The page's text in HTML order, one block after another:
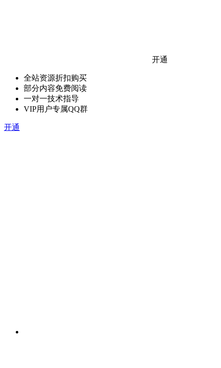
开通
全站资源折扣购买
部分内容免费阅读
一对一技术指导
VIP用户专属QQ群
开通